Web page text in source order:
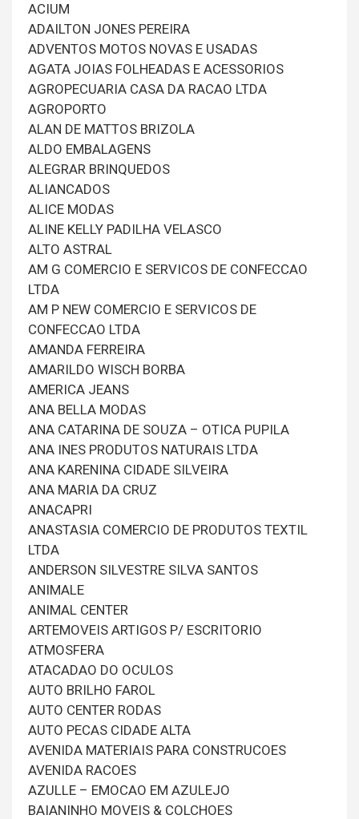
ACIUM
ADAILTON JONES PEREIRA
ADVENTOS MOTOS NOVAS E USADAS
AGATA JOIAS FOLHEADAS E ACESSORIOS
AGROPECUARIA CASA DA RACAO LTDA
AGROPORTO
ALAN DE MATTOS BRIZOLA
ALDO EMBALAGENS
ALEGRAR BRINQUEDOS
ALIANCADOS
ALICE MODAS
ALINE KELLY PADILHA VELASCO
ALTO ASTRAL
AM G COMERCIO E SERVICOS DE CONFECCAO
LTDA
AM P NEW COMERCIO E SERVICOS DE
CONFECCAO LTDA
AMANDA FERREIRA
AMARILDO WISCH BORBA
AMERICA JEANS
ANA BELLA MODAS
ANA CATARINA DE SOUZA – OTICA PUPILA
ANA INES PRODUTOS NATURAIS LTDA
ANA KARENINA CIDADE SILVEIRA
ANA MARIA DA CRUZ
ANACAPRI
ANASTASIA COMERCIO DE PRODUTOS TEXTIL
LTDA
ANDERSON SILVESTRE SILVA SANTOS
ANIMALE
ANIMAL CENTER
ARTEMOVEIS ARTIGOS P/ ESCRITORIO
ATMOSFERA
ATACADAO DO OCULOS
AUTO BRILHO FAROL
AUTO CENTER RODAS
AUTO PECAS CIDADE ALTA
AVENIDA MATERIAIS PARA CONSTRUCOES
AVENIDA RACOES
AZULLE – EMOCAO EM AZULEJO
BAIANINHO MOVEIS & COLCHOES